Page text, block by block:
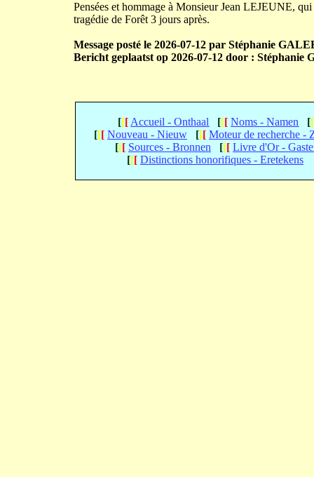
Pensées et hommage à Monsieur Jean LEJEUNE,
tragédie de Forêt 3 jours après.
Message posté le 2026-07-12 par Stéphanie
Bericht geplaatst op 2026-07-12 door : Stéphanie
[[[ Accueil - Onthaal [[[ Noms - Namen [[
[[[ Nouveau - Nieuw [[[ Moteur de recherche -
[[[ Sources - Bronnen [[[ Livre d'Or -
[[[ Distinctions honorifiques - Eretekens